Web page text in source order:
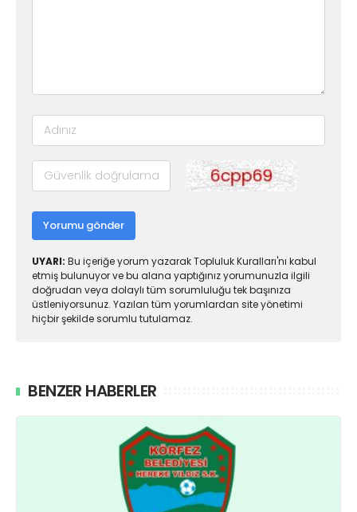
Yorumu gönder
UYARI: Bu içeriğe yorum yazarak Topluluk Kuralları'nı kabul
etmiş bulunuyor ve bu alana yaptığınız yorumunuzla ilgili
doğrudan veya dolaylı tüm sorumluluğu tek başınıza
üstleniyorsunuz. Yazılan tüm yorumlardan site yönetimi
hiçbir şekilde sorumlu tutulamaz.
BENZER HABERLER